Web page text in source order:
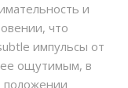
и
что
импульсы от
ощутимым, в
положении